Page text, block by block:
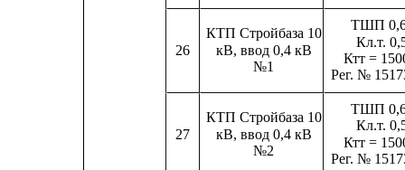
26
КТП Стройбаза 10
кВ, ввод 0,4 кВ
№1
ТШП
Кл.т.
Ктт =
Рег. №
27
КТП Стройбаза 10
кВ, ввод 0,4 кВ
№2
ТШП
Кл.т.
Ктт =
Рег. №